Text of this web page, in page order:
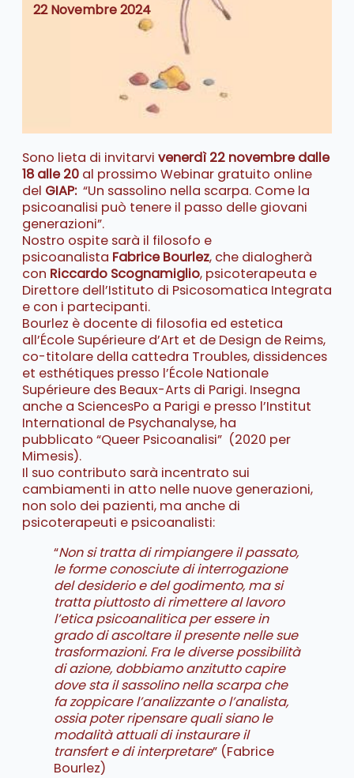
22 Novembre 2024
Sono lieta di invitarvi venerdì 22 novembre dalle
18 alle 20 al prossimo Webinar gratuito online
del GIAP:“Un sassolino nella scarpa. Come la
psicoanalisi può tenere il passo delle giovani
generazioni”.
Nostro ospite sarà il filosofo e
psicoanalista Fabrice Bourlez, che dialogherà
con Riccardo Scognamiglio, psicoterapeuta e
Direttore dell’Istituto di Psicosomatica Integrata
e con i partecipanti.
Bourlez è docente di filosofia ed estetica
all’École Supérieure d’Art et de Design de Reims,
co-titolare della cattedra Troubles, dissidences
et esthétiques presso l’École Nationale
Supérieure des Beaux-Arts di Parigi. Insegna
anche a SciencesPo a Parigi e presso l’Institut
International de Psychanalyse, ha
pubblicato “Queer Psicoanalisi” (2020 per
Mimesis).
Il suo contributo sarà incentrato sui
cambiamenti in atto nelle nuove generazioni,
non solo dei pazienti, ma anche di
psicoterapeuti e psicoanalisti:
“Non si tratta di rimpiangere il passato,
le forme conosciute di interrogazione
del desiderio e del godimento, ma si
tratta piuttosto di rimettere al lavoro
l’etica psicoanalitica per essere in
grado di ascoltare il presente nelle sue
trasformazioni. Fra le diverse possibilità
di azione, dobbiamo anzitutto capire
dove sta il sassolino nella scarpa che
fa zoppicare l’analizzante o l’analista,
ossia poter ripensare quali siano le
modalità attuali di instaurare il
transfert e di interpretare” (Fabrice
Bourlez)